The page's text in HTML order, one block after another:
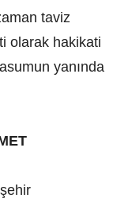
taviz
olarak hakikati
yanında